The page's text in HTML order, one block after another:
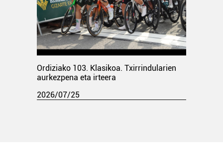
Ordiziako 103. Klasikoa. Txirrindularien
aurkezpena eta irteera
2026/07/25